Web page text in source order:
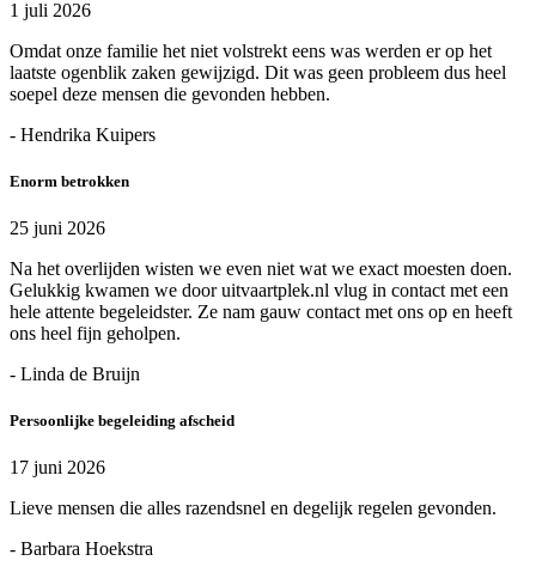
1 juli 2026
Omdat onze familie het niet volstrekt eens was werden er op het
laatste ogenblik zaken gewijzigd. Dit was geen probleem dus heel
soepel deze mensen die gevonden hebben.
- Hendrika Kuipers
Enorm betrokken
25 juni 2026
Na het overlijden wisten we even niet wat we exact moesten doen.
Gelukkig kwamen we door uitvaartplek.nl vlug in contact met een
hele attente begeleidster. Ze nam gauw contact met ons op en heeft
ons heel fijn geholpen.
- Linda de Bruijn
Persoonlijke begeleiding afscheid
17 juni 2026
Lieve mensen die alles razendsnel en degelijk regelen gevonden.
- Barbara Hoekstra